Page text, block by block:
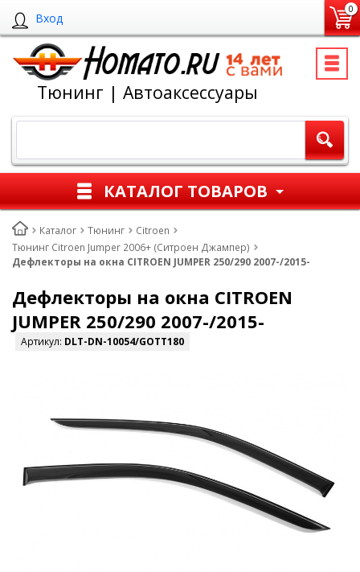
Вход
0
Тюнинг | Автоаксессуары
КАТАЛОГ ТОВАРОВ
Каталог Тюнинг
Citroen
Тюнинг Citroen Jumper 2006+ (Ситроен Джампер)
Дефлекторы на окна CITROEN JUMPER 250/290 2007-/2015-
Дефлекторы на окна CITROEN
JUMPER 250/290 2007-/2015-
Артикул: DLT-DN-10054/GOTT180